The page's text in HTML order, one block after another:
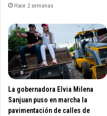
Hace 2 semanas
La gobernadora Elvia Milena
Sanjuan puso en marcha la
pavimentación de calles de